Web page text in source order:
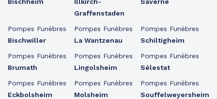
Pompes Funèbres
Bischwiller
Pompes Funèbres
Brumath
Pompes Funèbres
Eckbolsheim
Graffenstaden
Pompes Funèbres
La Wantzenau
Pompes Funèbres
Lingolsheim
Pompes Funèbres
Molsheim
Pompes Funèbres
Schiltigheim
Pompes Funèbres
Sélestat
Pompes Funèbres
Souffelweyersheim